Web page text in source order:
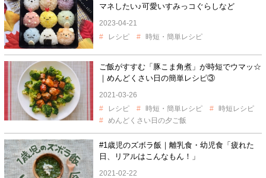
マネしたい♪可愛いすみっコぐらしなど
2023-04-21
レシピ
時短・簡単レシピ
ご飯がすすむ「豚こま角煮」が時短でウマッ☆
｜めんどくさい日の簡単レシピ③
2021-03-26
レシピ
時短・簡単レシピ
時短レシピ
めんどくさい日の夕ご飯
#1歳児のズボラ飯｜離乳食・幼児食「疲れた
日、リアルはこんなもん！」
2021-02-22